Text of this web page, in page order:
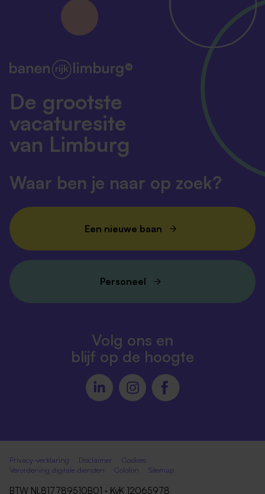
De grootste
vacaturesite
van Limburg
Waar ben je naar op zoek?
Een nieuwe baan
Personeel
Volg ons en
blijf op de hoogte
Privacy-verklaring Disclaimer
Cookies
Verordening digitale diensten
Colofon Sitemap
BTW NL817789510B01 · KvK 12065978